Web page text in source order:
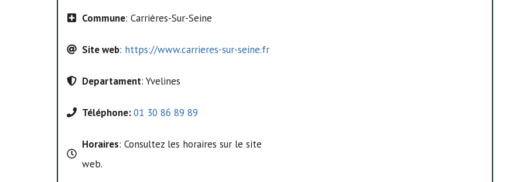
Commune: Carrières-Sur-Seine
Site web: https://www.carrieres-sur-seine.fr
Departament: Yvelines
Téléphone:01 30 86 89 89
Horaires: Consultez les horaires sur le site
web.